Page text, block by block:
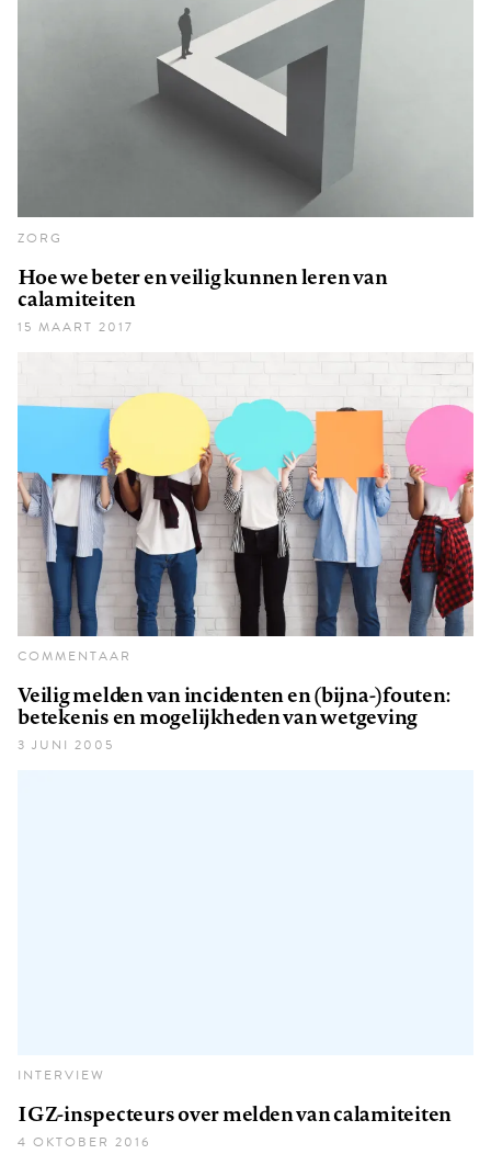
ZORG
Hoe we beter en veilig kunnen leren van
calamiteiten
15 MAART 2017
COMMENTAAR
Veilig melden van incidenten en (bijna-)fouten:
betekenis en mogelijkheden van wetgeving
3 JUNI 2005
INTERVIEW
IGZ-inspecteurs over melden van calamiteiten
4 OKTOBER 2016